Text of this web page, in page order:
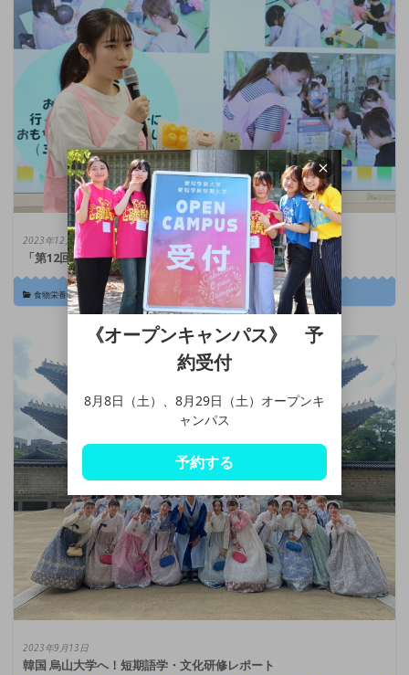
2023年12月6日
「第12回 学びの泉グランプリ」開催【審査結果発表】
食物栄養学科 生活デザイン総合学科 | 幼児教育学科
2023年9月13日
韓国 烏山大学へ！短期語学・文化研修レポート
《オープンキャンパス》 予
約受付
8月8日（土）、8月29日（土）オープンキ
ャンパス
予約する